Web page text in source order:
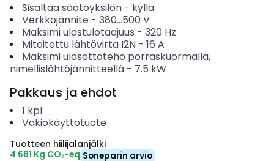
Sisältää säätöyksilön- kyllä
Verkkojännite - 380...500 V
Maksimi ulostulotaajuus - 320 Hz
Mitoitettu lähtövirta I2N- 16 A
Maksimi ulosottoteho porraskuormalla,
nimellislähtöjännitteellä - 7.5 kW
Pakkaus ja ehdot
1 kpl
Vakiokäyttötuote
Tuotteen hiilijalanjälki
4 681 Kg CO₂-eq Soneparin arvio